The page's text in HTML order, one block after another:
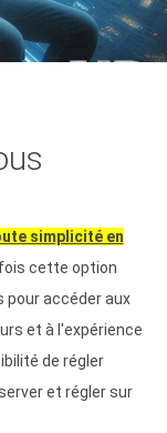
simplicité en
cette option
pour accéder aux
et à l'expérience
de régler
et régler sur